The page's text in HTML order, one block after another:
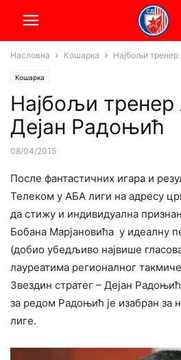
Насловна Кошарка Најбољи
Кошарка
Најбољи тренер
Дејан Радоњић
08/04/2015
После фантастичних игара и
Телеком у АБА лиги на адресу
да стижу и индивидуална
Бобана Марјановића у идеалну
(добио убедљиво највише
лауреатима регионалног
Звездин стратег – Дејан
за редом Радоњић је изабран за
лиге.